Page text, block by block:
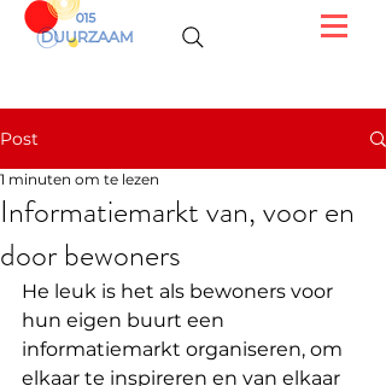
Post
Informatiemarkt van, voor en
door bewoners
1 minuten om te lezen
He leuk is het als bewoners voor
hun eigen buurt een
informatiemarkt organiseren, om
elkaar te inspireren en van elkaar